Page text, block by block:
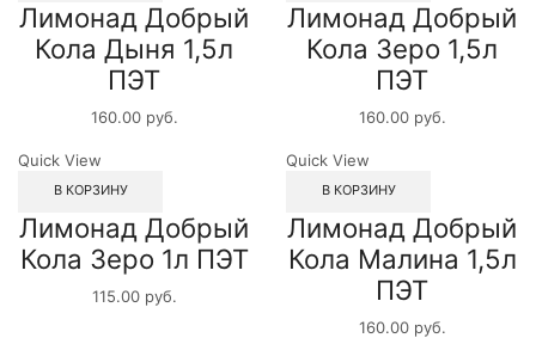
Лимонад Добрый
Кола Дыня 1,5л
ПЭТ
160.00 руб.
Лимонад Добрый
Кола Зеро 1,5л
ПЭТ
160.00 руб.
Quick View
В КОРЗИНУ
Лимонад Добрый
Кола Зеро 1л ПЭТ
115.00 руб.
Quick View
В КОРЗИНУ
Лимонад Добрый
Кола Малина 1,5л
ПЭТ
160.00 руб.